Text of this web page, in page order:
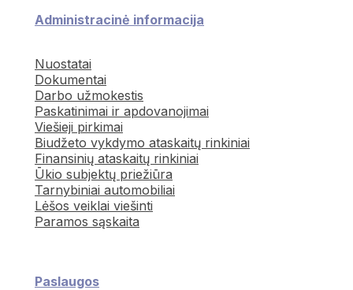
Administracinė informacija
Nuostatai
Dokumentai
Darbo užmokestis
Paskatinimai ir apdovanojimai
Viešieji pirkimai
Biudžeto vykdymo ataskaitų rinkiniai
Finansinių ataskaitų rinkiniai
Ūkio subjektų priežiūra
Tarnybiniai automobiliai
Lėšos veiklai viešinti
Paramos sąskaita
Paslaugos